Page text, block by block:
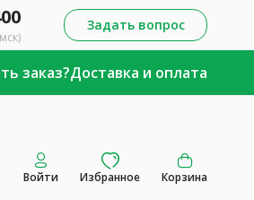
Задать вопрос
заказ?Доставка и оплата
Войти Избранное Корзина